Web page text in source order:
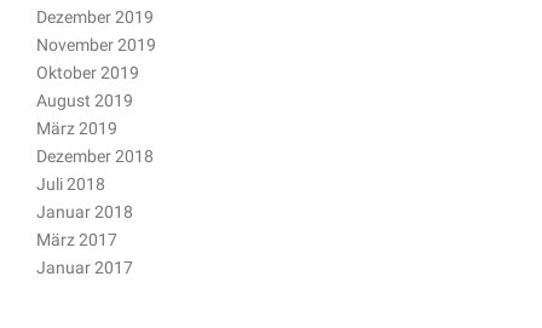
Dezember 2019
November 2019
Oktober 2019
August 2019
März 2019
Dezember 2018
Juli 2018
Januar 2018
März 2017
Januar 2017